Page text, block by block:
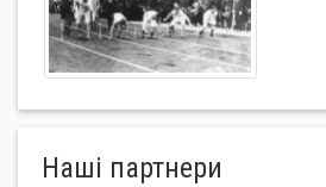
Нашi партнери